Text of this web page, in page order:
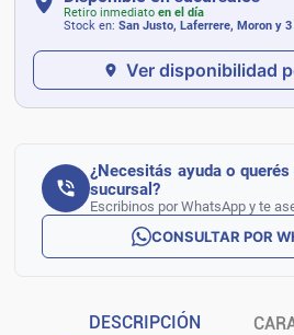
Retiro inmediato en el día
Stock en: San Justo, Laferrere, Moron y
Ver disponibilidad
¿Necesitás ayuda o
sucursal?
Escribinos por WhatsApp y te
CONSULTAR POR
DESCRIPCIÓN